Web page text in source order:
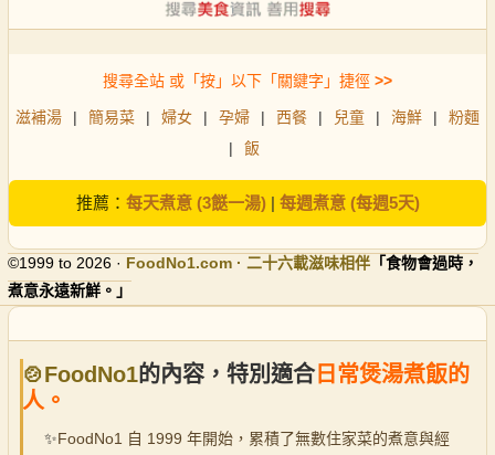
搜尋全站 或「按」以下「關鍵字」捷徑 >>
滋補湯 | 簡易菜 | 婦女 | 孕婦 | 西餐 | 兒童 | 海鮮 |
粉麵
|
飯
推薦： 每天煮意 (3餸一湯)| 每週煮意 (每週5天)
©1999 to 2026 · FoodNo1.com · 二十六載滋味相伴 「食物會過時，
煮意永遠新鮮。」
🍲FoodNo1的內容，特別適合 日常煲湯煮飯的
人。
✨FoodNo1 自 1999 年開始，累積了無數住家菜的煮意與經